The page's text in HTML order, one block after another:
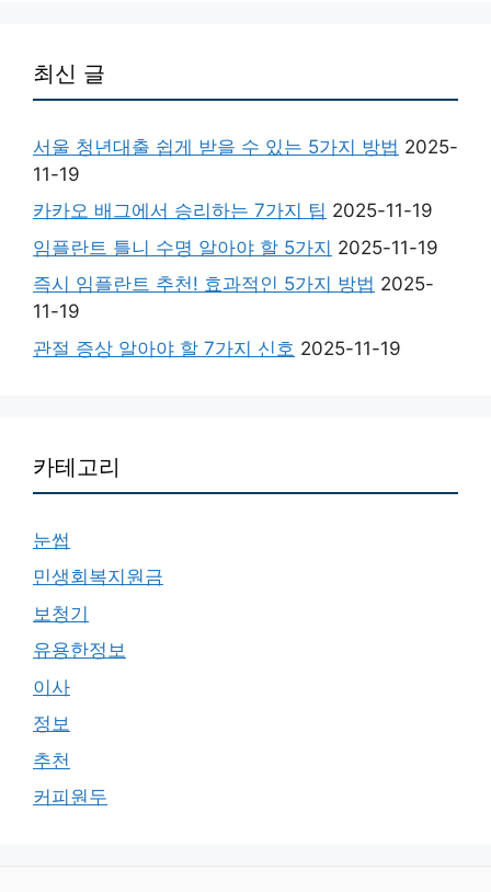
최신 글
서울 청년대출 쉽게 받을 수 있는 5가지 방법 2025-
11-19
카카오 배그에서 승리하는 7가지 팁 2025-11-19
임플란트 틀니 수명 알아야 할 5가지 2025-11-19
즉시 임플란트 추천! 효과적인 5가지 방법 2025-
11-19
관절 증상 알아야 할 7가지 신호 2025-11-19
카테고리
눈썹
민생회복지원금
보청기
유용한정보
이사
정보
추천
커피원두